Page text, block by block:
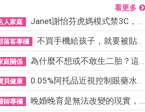
看更多
人家庭 Janet謝怡芬虎媽模式禁3C，看...
落客專欄 不買手機給孩子，就要被貼「...
庭關係 為什麼不想或不敢生二胎？這8...
貝健康 0.05%阿托品近視控制眼藥水納...
師專欄 晚婚晚育是無法改變的現實，...